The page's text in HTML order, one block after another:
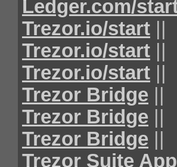
Ledger.com/
Trezor.io/start ||
Trezor.io/start ||
Trezor.io/start ||
Trezor Bridge ||
Trezor Bridge ||
Trezor Bridge ||
Trezor Suite App